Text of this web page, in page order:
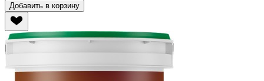
Добавить в корзину